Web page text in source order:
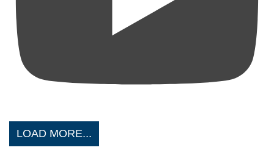
LOAD MORE...